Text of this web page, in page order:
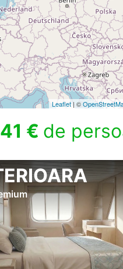
Leaflet | ©
€ de